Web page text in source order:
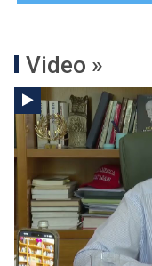
Video »